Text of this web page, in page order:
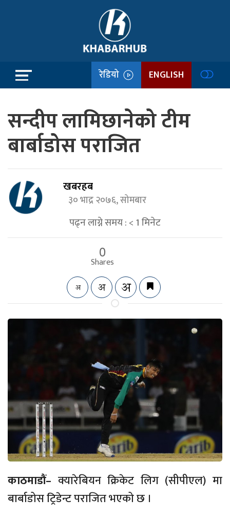
रेडियो ENGLISH
सन्दीप लामिछानेको टीम
बार्बाडोस पराजित
खबरहब
३० भाद्र २०७६, सोमबार
पढ्न लाग्ने समय :< 1मिनेट
0
Shares
काठमाडौं– क्यारेबियन क्रिकेट लिग (सीपीएल) मा
बार्बाडोस ट्रिडेन्ट पराजित भएको छ ।